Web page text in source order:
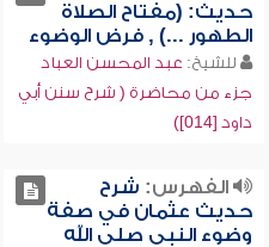
حديث: (مفتاح الصلاة
الطهور ...) , فرض الوضوء
للشيخ: عبد المحسن العباد
جزء من محاضرة ( شرح سنن أبي
داود [014])
الفهرس: شرح
حديث عثمان في صفة
وضوء النبي صلى الله